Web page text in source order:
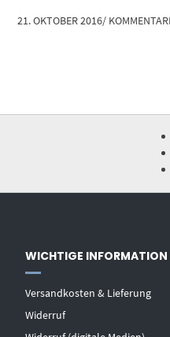
21. OKTOBER 2016/
WICHTIGE INFORMATION
Versandkosten & Lieferung
Widerruf